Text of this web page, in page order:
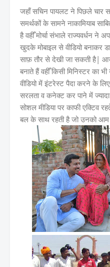
जहाँ सचिन पायलट ने पिछले चार
समर्थकों के सामने नाकामियाब
है वहीँ मोर्चा संभाले राज्यवर्धन ने
खुदके मोबाइल से वीडियो
साफ़ तौर से देखी जा सकती है|
बनाते हैं वहीँ किसी मिनिस्टर का
वीडियो में इंटरेस्ट पैदा करने के
सरलता व कनेक्ट कर पाने में
सोशल मीडिया पर काफी एक्टिव
बल के साथ रहती है जो उनको